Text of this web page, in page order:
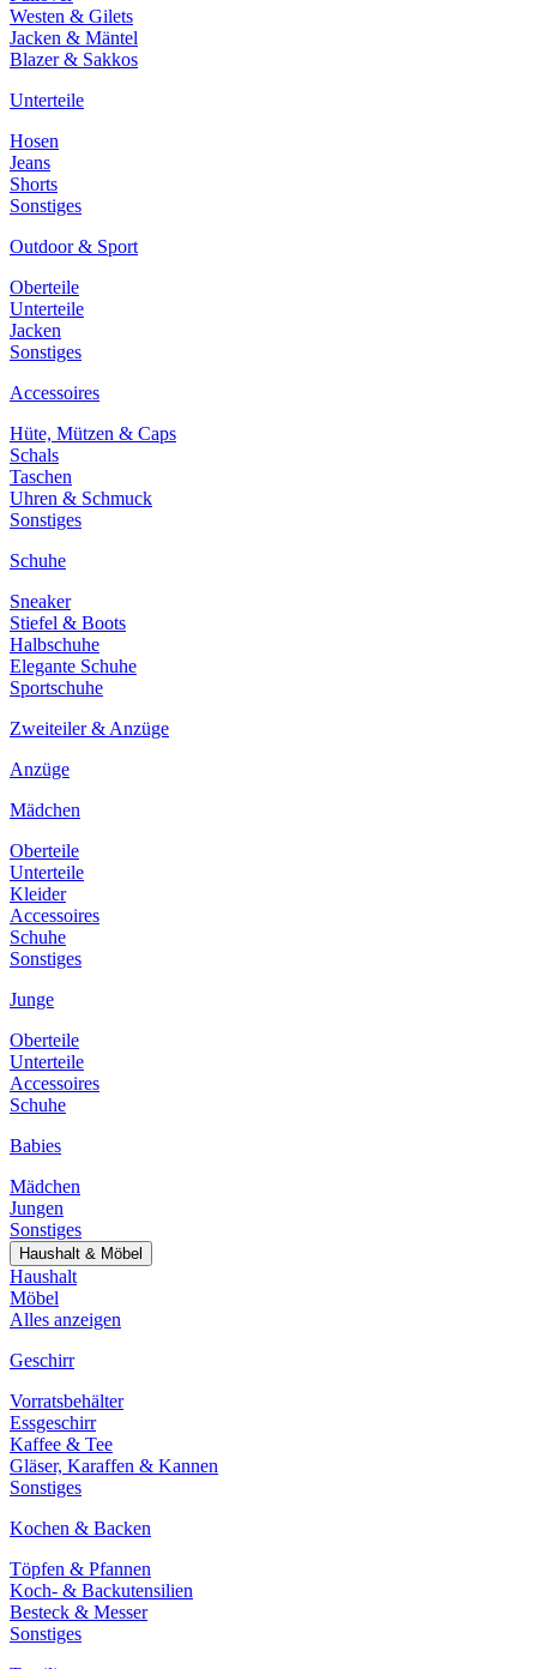
Westen & Gilets
Jacken & Mäntel
Blazer & Sakkos
Unterteile
Hosen
Jeans
Shorts
Sonstiges
Outdoor & Sport
Oberteile
Unterteile
Jacken
Sonstiges
Accessoires
Hüte, Mützen & Caps
Schals
Taschen
Uhren & Schmuck
Sonstiges
Schuhe
Sneaker
Stiefel & Boots
Halbschuhe
Elegante Schuhe
Sportschuhe
Zweiteiler & Anzüge
Anzüge
Mädchen
Oberteile
Unterteile
Kleider
Accessoires
Schuhe
Sonstiges
Junge
Oberteile
Unterteile
Accessoires
Schuhe
Babies
Mädchen
Jungen
Sonstiges
Haushalt & Möbel
Haushalt
Möbel
Alles anzeigen
Geschirr
Vorratsbehälter
Essgeschirr
Kaffee & Tee
Gläser, Karaffen & Kannen
Sonstiges
Kochen & Backen
Töpfen & Pfannen
Koch- & Backutensilien
Besteck & Messer
Sonstiges